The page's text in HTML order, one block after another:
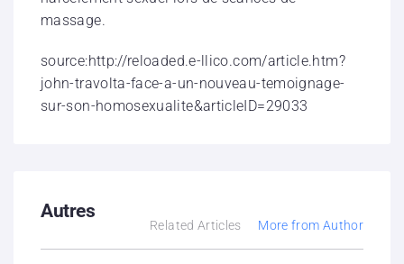
massage.
source:http://reloaded.e-llico.com/article.htm?
john-travolta-face-a-un-nouveau-temoignage-
sur-son-homosexualite&articleID=29033
Autres
Related Articles More from Author